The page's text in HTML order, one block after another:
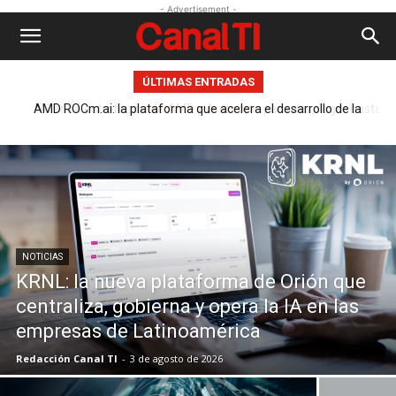
- Advertisement -
ÚLTIMAS ENTRADAS
Alianza estratégica de AMD y Anthropic para desplegar hasta 2
NOTICIAS
KRNL: la nueva plataforma de Orión que
centraliza, gobierna y opera la IA en las
empresas de Latinoamérica
Redacción Canal TI - 3 de agosto de 2026